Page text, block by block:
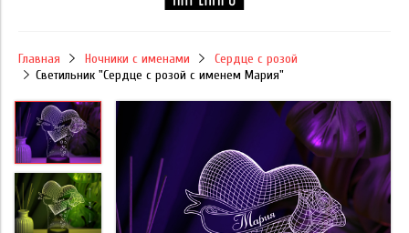
Главная Ночники с именами
Сердце с розой
Светильник "Сердце с розой с именем Мария"